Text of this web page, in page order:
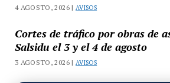
4 AGOSTO, 2026 |AVISOS
Cortes de tráfico por obras de
Salsidu el 3 y el 4 de agosto
3 AGOSTO, 2026 |AVISOS